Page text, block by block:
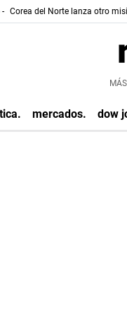
- Corea del Norte lanza otro
mercados. dow